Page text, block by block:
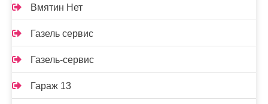
Вмятин Нет
Газель сервис
Газель-сервис
Гараж 13